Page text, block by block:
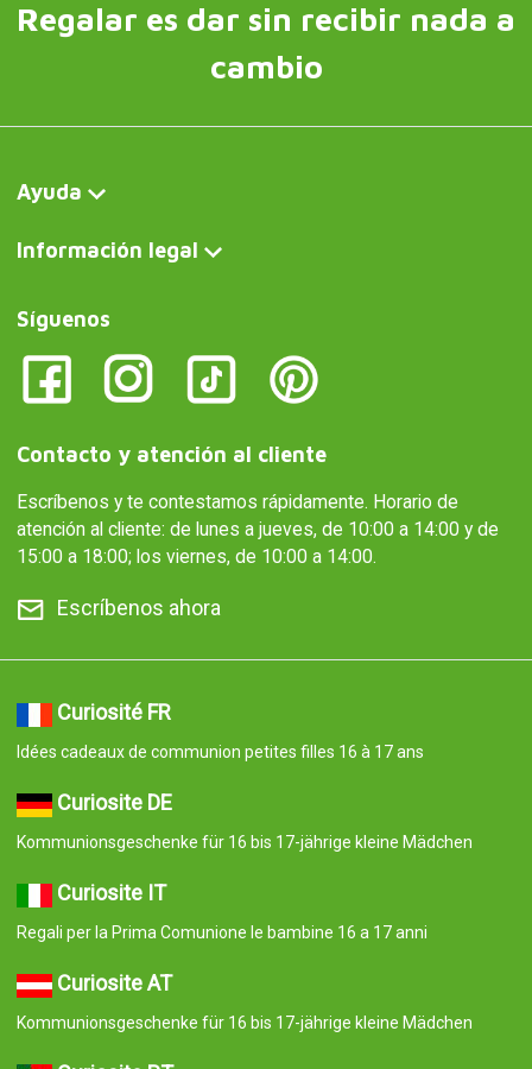
Regalar es dar sin recibir nada a
cambio
Ayuda
Información legal
Síguenos
Contacto y atención al cliente
Escríbenos y te contestamos rápidamente. Horario de
atención al cliente: de lunes a jueves, de 10:00 a 14:00 y de
15:00 a 18:00; los viernes, de 10:00 a 14:00.
Escríbenos ahora
Curiosité FR
Idées cadeaux de communion petites filles 16 à 17 ans
Curiosite DE
Kommunionsgeschenke für 16 bis 17-jährige kleine Mädchen
Curiosite IT
Regali per la Prima Comunione le bambine 16 a 17 anni
Curiosite AT
Kommunionsgeschenke für 16 bis 17-jährige kleine Mädchen